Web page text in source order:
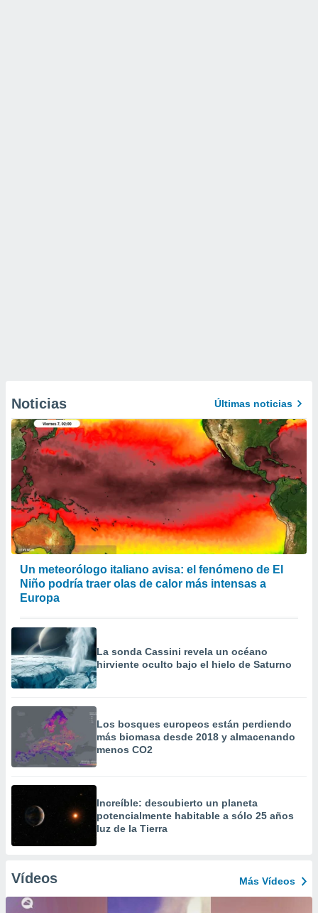
Noticias Últimas noticias
Un meteorólogo italiano avisa: el fenómeno de El
Niño podría traer olas de calor más intensas a
Europa
La sonda Cassini revela un océano
hirviente oculto bajo el hielo de Saturno
Los bosques europeos están perdiendo
más biomasa desde 2018 y almacenando
menos CO2
Increíble: descubierto un planeta
potencialmente habitable a sólo 25 años
luz de la Tierra
Vídeos Más Vídeos